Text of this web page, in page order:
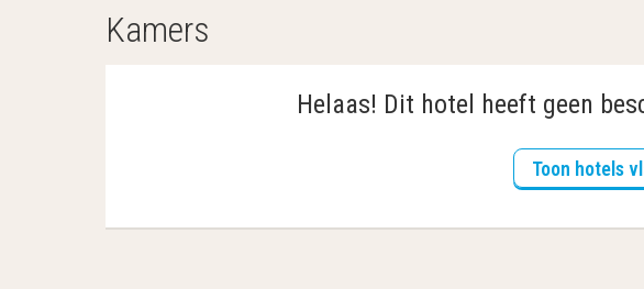
Kamers
Helaas! Dit hotel heeft geen
Toon hotels